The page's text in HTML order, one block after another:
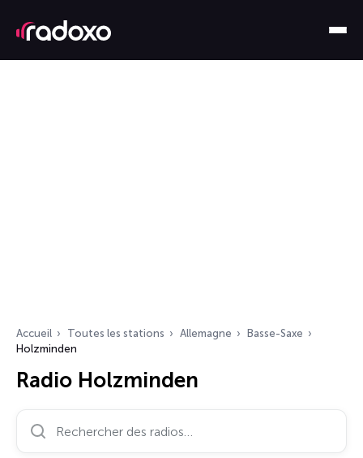
Accueil Toutes les stations Allemagne
Basse-Saxe
Holzminden
Radio Holzminden